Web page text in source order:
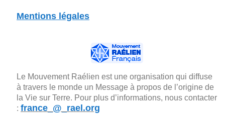
Mentions légales
Le Mouvement Raélien est une organisation qui diffuse
à travers le monde un Message à propos de l’origine de
la Vie sur Terre. Pour plus d’informations, nous contacter
: france_@_rael.org